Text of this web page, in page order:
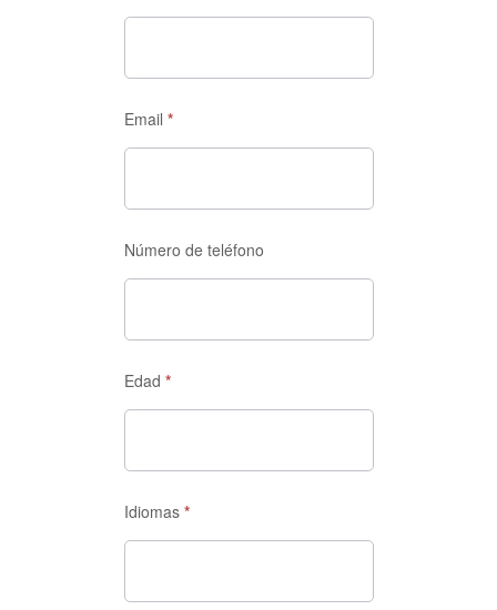
Email *
Número de teléfono
Edad *
Idiomas *